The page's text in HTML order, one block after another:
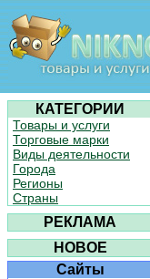
КАТЕГОРИИ
Товары и услуги
Торговые марки
Виды деятельности
Города
Регионы
Страны
РЕКЛАМА
НОВОЕ
Сайты